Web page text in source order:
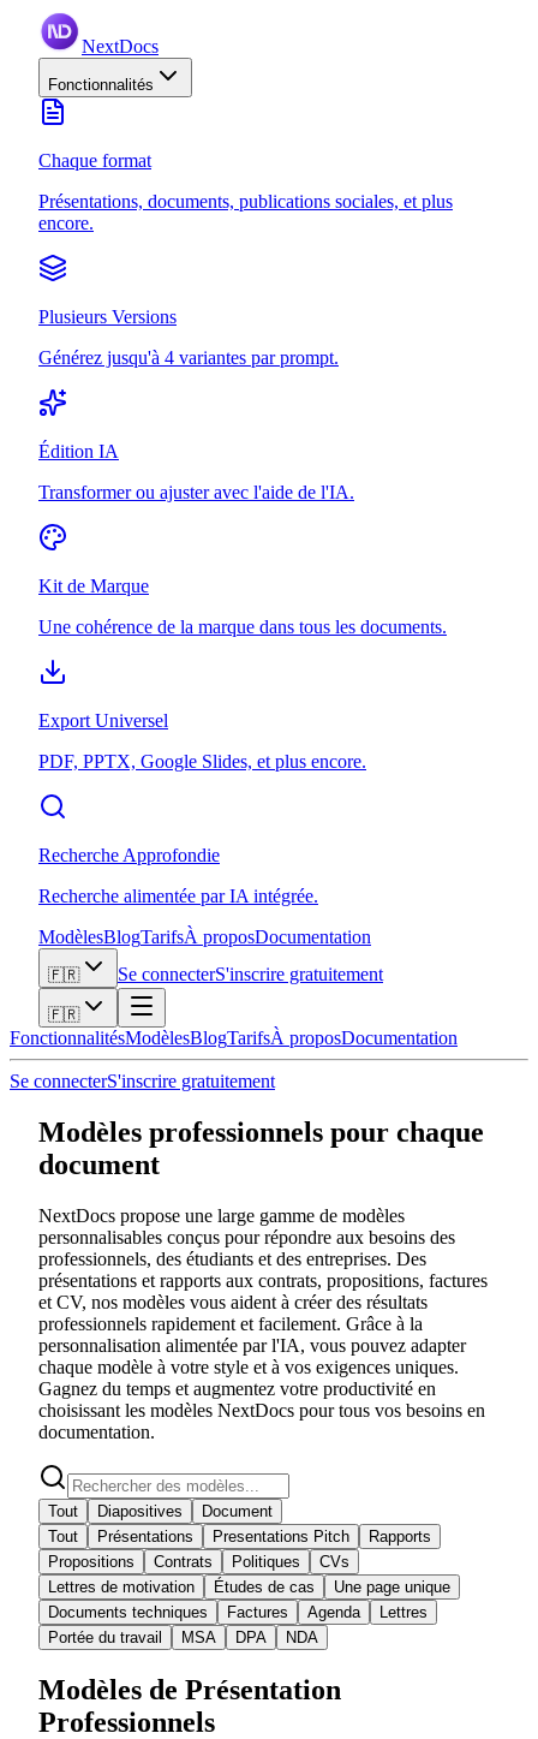
NextDocs
Fonctionnalités
Chaque format
Présentations, documents, publications sociales, et plus
encore.
Plusieurs Versions
Générez jusqu'à 4 variantes par prompt.
Édition IA
Transformer ou ajuster avec l'aide de l'IA.
Kit de Marque
Une cohérence de la marque dans tous les documents.
Export Universel
PDF, PPTX, Google Slides, et plus encore.
Recherche Approfondie
Recherche alimentée par IA intégrée.
ModèlesBlogTarifsÀ proposDocumentation
🇫🇷 Se connecterS'inscrire gratuitement
🇫🇷
FonctionnalitésModèlesBlogTarifsÀ proposDocumentation
Se connecterS'inscrire gratuitement
Modèles professionnels pour chaque
document
NextDocs propose une large gamme de modèles
personnalisables conçus pour répondre aux besoins des
professionnels, des étudiants et des entreprises. Des
présentations et rapports aux contrats, propositions, factures
et CV, nos modèles vous aident à créer des résultats
professionnels rapidement et facilement. Grâce à la
personnalisation alimentée par l'IA, vous pouvez adapter
chaque modèle à votre style et à vos exigences uniques.
Gagnez du temps et augmentez votre productivité en
choisissant les modèles NextDocs pour tous vos besoins en
documentation.
Tout Diapositives
Document
Tout
Présentations Presentations Pitch
Rapports
Propositions
Contrats Politiques
CVs
Lettres de motivation
Études de cas
Une page unique
Documents techniques
Factures Agenda
Lettres
Portée du travail
MSA DPA NDA
Modèles de Présentation
Professionnels